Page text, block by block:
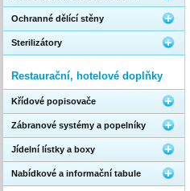
Ochranné dělící stěny
Sterilizátory
Restaurační, hotelové doplňky
Křídové popisovače
Zábranové systémy a popelníky
Jídelní lístky a boxy
Nabídkové a informační tabule